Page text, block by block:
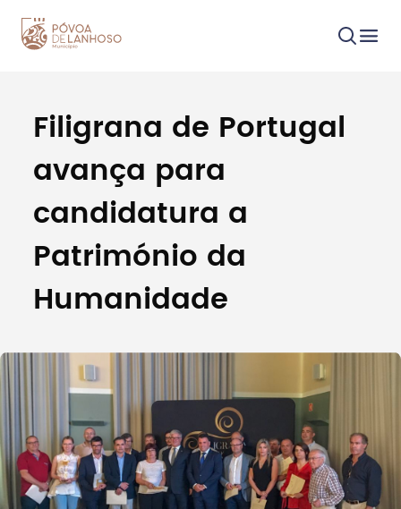
Procurar
Tipo de conteúdo
Filtros
Filigrana de Portugal
avança para
candidatura a
Património da
Humanidade